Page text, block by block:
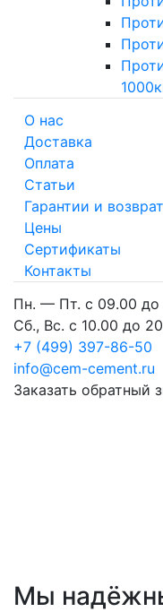
О нас
Доставка
Оплата
Cтатьи
Гарантии и возврат
Цены
Сертификаты
Контакты
Пн. — Пт. с 09.00 до
Сб., Вс. с 10.00 до
+7 (499) 397-86-50
info@cem-cement.ru
Заказать обратный
Мы